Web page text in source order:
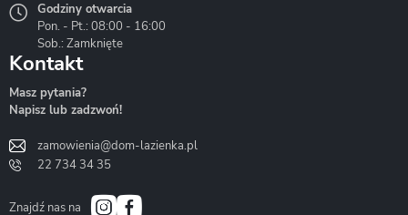
Liveno
Bath&Spa
Godziny otwarcia
Pon. - Pt.: 08:00 - 16:00
Sob.: Zamknięte
Kontakt
Masz pytania?
Napisz lub zadzwoń!
zamowienia@dom-lazienka.pl
22 734 34 35
Znajdź nas na